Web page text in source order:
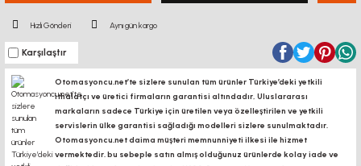
Hızlı Gönderi Aynı gün kargo
Karşılaştır
Otomasyoncu.net’te sizlere sunulan tüm ürünler Türkiye’deki yetkili
ithalatçı ve üretici firmaların garantisi altındadır, Uluslararası
markaların sadece Türkiye için üretilen veya özelleştirilen ve yetkili
servislerin ülke garantisi sağladığı modelleri sizlere sunulmaktadır.
Otomasyoncu.net daima müşteri memnunniyeti ilkesi ile hizmet
vermektedir. bu sebeple satın almış olduğunuz ürünlerde kolay iade ve